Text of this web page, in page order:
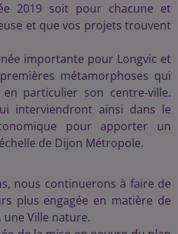
2019 soit pour chacune et
et que vos projets trouvent
importante pour Longvic et
métamorphoses qui
particulier son centre-ville.
interviendront ainsi dans le
pour apporter un
de Dijon Métropole.
nous continuerons à faire de
plus engagée en matière de
Ville nature.